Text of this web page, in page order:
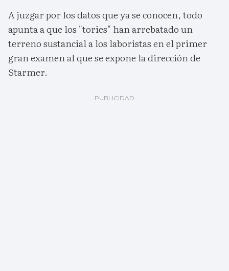
A juzgar por los datos que ya se conocen, todo
apunta a que los "tories" han arrebatado un
terreno sustancial a los laboristas en el primer
gran examen al que se expone la dirección de
Starmer.